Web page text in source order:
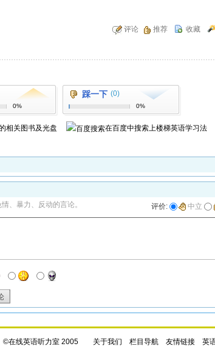
评论 推荐 收藏
0%
踩一下 (0)
0%
相关图书及光盘 在百度中搜索上楼梯英语学习法
、暴力、反动的言论。
评价: 中立
©在线英语听力室 2005 关于我们 栏目导航 友情链接 英